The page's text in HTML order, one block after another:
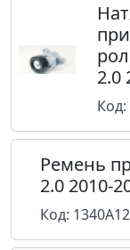
2.0
Код:
Ремень
2.0 2010-
Код: